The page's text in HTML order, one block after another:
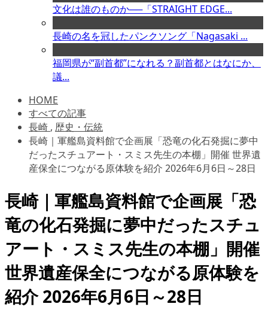
文化は誰のものか──「STRAIGHT EDGE...
長崎の名を冠したパンクソング「Nagasaki ...
福岡県が“副首都”になれる？副首都とはなにか、
議...
HOME
すべての記事
長崎 , 歴史・伝統
長崎｜軍艦島資料館で企画展「恐竜の化石発掘に夢中
だったスチュアート・スミス先生の本棚」開催 世界遺
産保全につながる原体験を紹介 2026年6月6日～28日
長崎｜軍艦島資料館で企画展「恐
竜の化石発掘に夢中だったスチュ
アート・スミス先生の本棚」開催
世界遺産保全につながる原体験を
紹介 2026年6月6日～28日